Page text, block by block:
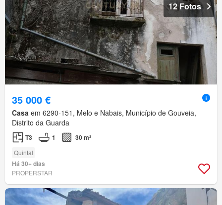
12 Fotos
35 000 €
Casa em 6290-151, Melo e Nabais, Município de Gouveia,
Distrito da Guarda
T3 1 30 m²
Quintal
Há 30+ dias
PROPERSTAR